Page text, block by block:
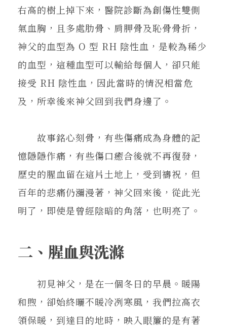
右高的樹上掉下來，醫院診斷為創傷性雙側
氣血胸，且多處肋骨、肩胛骨及恥骨骨折，
神父的血型為 O 型 RH 陰性血，是較為稀少
的血型，這種血型可以輸給每個人，卻只能
接受 RH 陰性血，因此當時的情況相當危
及，所幸後來神父回到我們身邊了。
故事銘心刻骨，有些傷痛成為身體的記
憶隱隱作痛，有些傷口癒合後就不再復發，
歷史的腥血留在這片土地上，受到禱祝，但
百年的悲痛仍瀰漫著，神父回來後，從此光
明了，即使是曾經陰暗的角落，也明亮了。
二、腥血與洗滌
初見神父，是在一個冬日的早晨。暖陽
和煦，卻始終曬不暖冷冽寒風，我們拉高衣
領保暖，到達目的地時，映入眼簾的是有著